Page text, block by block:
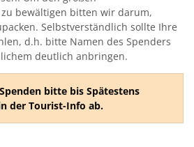
Wichtige Rufnummern
bewältigen bitten wir darum,
Selbstverständlich sollte Ihre
d.h. bitte Namen des Spenders
deutlich anbringen.
bitte bis Spätestens
der Tourist-Info ab.